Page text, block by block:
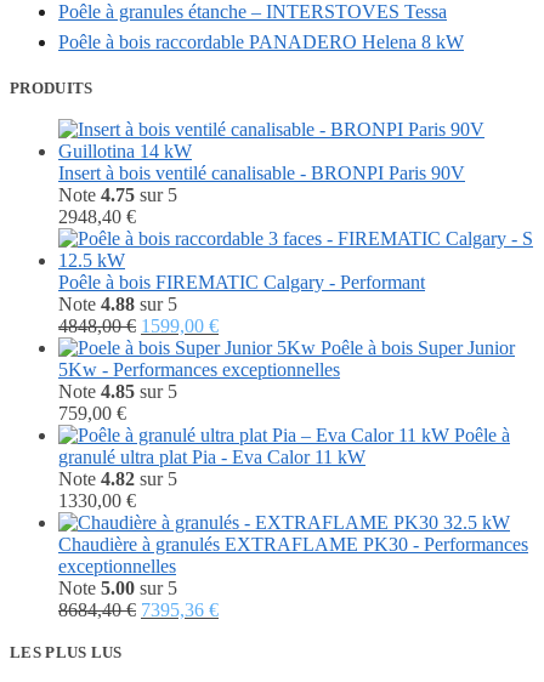
Poêle à granules étanche – INTERSTOVES Tessa
Poêle à bois raccordable PANADERO Helena 8 kW
PRODUITS
Insert à bois ventilé canalisable - BRONPI Paris 90V
Note 4.75 sur 5
2948,40 €
Poêle à bois FIREMATIC Calgary - Performant
Note 4.88 sur 5
4848,00€ Le
prix
initial
était :
1599,00 €Le
prix
actuel
Poêle à bois Super Junior
5Kw - Performances exceptionnelles
Note 4.85 sur 5
759,00 €
Poêle à
granulé ultra plat Pia - Eva Calor 11 kW
Note 4.82 sur 5
1330,00 €
Chaudière à granulés EXTRAFLAME PK30 - Performances
exceptionnelles
Note 5.00 sur 5
8684,40€ Le
7395,36 €Le
LES PLUS LUS